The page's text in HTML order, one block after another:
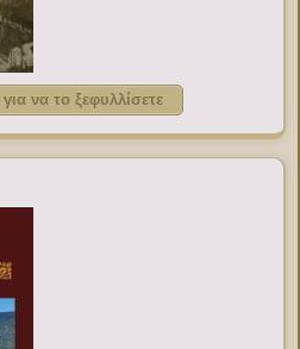
να το ξεφυλλίσετε